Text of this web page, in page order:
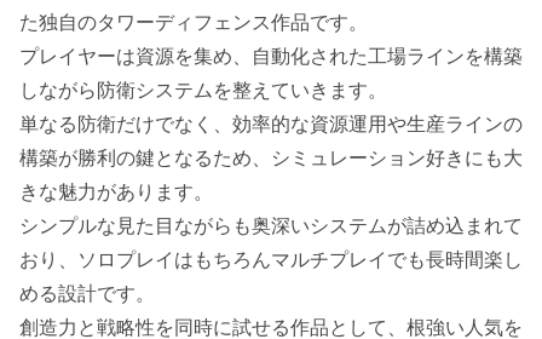
た独自のタワーディフェンス作品です。
プレイヤーは資源を集め、自動化された工場ラインを構築
しながら防衛システムを整えていきます。
単なる防衛だけでなく、効率的な資源運用や生産ラインの
構築が勝利の鍵となるため、シミュレーション好きにも大
きな魅力があります。
シンプルな見た目ながらも奥深いシステムが詰め込まれて
おり、ソロプレイはもちろんマルチプレイでも長時間楽し
める設計です。
創造力と戦略性を同時に試せる作品として、根強い人気を